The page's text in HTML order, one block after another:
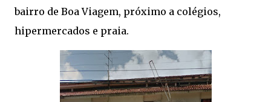
bairro de Boa Viagem, próximo a colégios,
hipermercados e praia.